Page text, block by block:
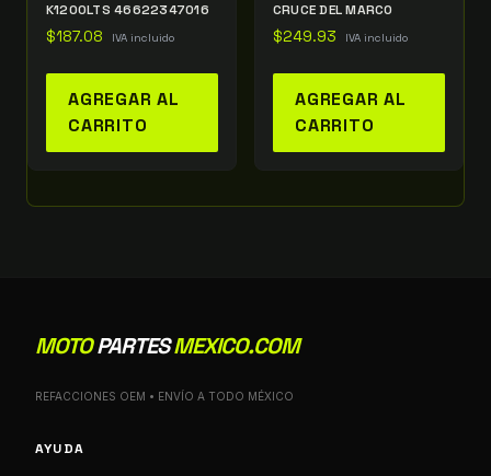
K1200LTS 46622347016
$187.08 IVA incluido
AGREGAR AL
CARRITO
CRUCE DEL MARCO
$249.93 IVA incluido
AGREGAR AL
CARRITO
MOTOPARTESMEXICO.COM
REFACCIONES OEM • ENVÍO A TODO MÉXICO
AYUDA